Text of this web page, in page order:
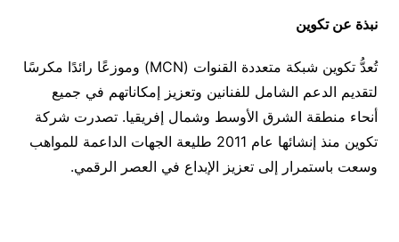
نبذة عن تكوين
تُعدُّ تكوين شبكة متعددة القنوات (MCN) وموزعًا رائدًا مكرسًا
لتقديم الدعم الشامل للفنانين وتعزيز إمكاناتهم في جميع
أنحاء منطقة الشرق الأوسط وشمال إفريقيا. تصدرت شركة
تكوين منذ إنشائها عام 2011 طليعة الجهات الداعمة للمواهب
وسعت باستمرار إلى تعزيز الإبداع في العصر الرقمي.